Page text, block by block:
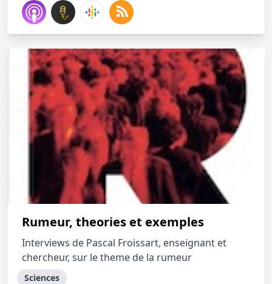
Rumeur, theories et exemples
Interviews de Pascal Froissart, enseignant et
chercheur, sur le theme de la rumeur
Sciences